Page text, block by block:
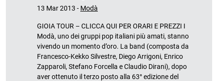
13 Mar 2013 - Modà
GIOIA TOUR – CLICCA QUI PER ORARI E PREZZI I
Modà, uno dei gruppi pop italiani più amati, stanno
vivendo un momento d’oro. La band (composta da
Francesco-Kekko Silvestre, Diego Arrigoni, Enrico
Zapparoli, Stefano Forcella e Claudio Dirani), dopo
aver ottenuto il terzo posto alla 63° edizione del